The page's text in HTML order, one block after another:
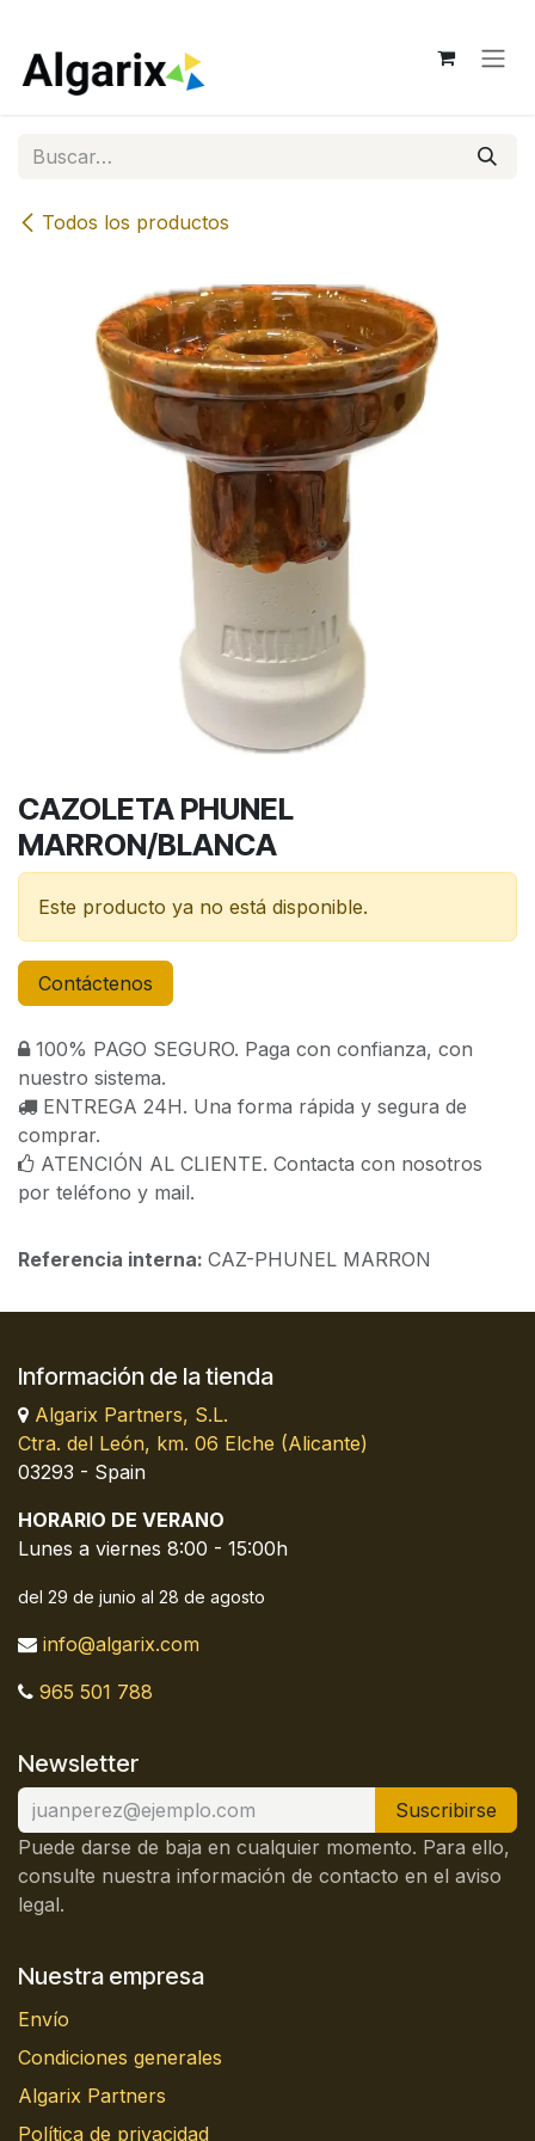
Todos los productos
CAZOLETA PHUNEL
MARRON/BLANCA
Este producto ya no está disponible.
Contáctenos
100% PAGO SEGURO. Paga con confianza, con
nuestro sistema.
ENTREGA 24H. Una forma rápida y segura de
comprar.
ATENCIÓN AL CLIENTE. Contacta con nosotros
por teléfono y mail.
Referencia interna: CAZ-PHUNEL MARRON
Información de la tienda
Algarix Partners, S.L.
Ctra. del León, km. 06 Elche (Alicante)
03293 - Spain
HORARIO DE VERANO
Lunes a viernes 8:00 - 15:00h
del 29 de junio al 28 de agosto
info@algarix.com
965 501 788
Newsletter
Suscribirse
Puede darse de baja en cualquier momento. Para ello,
consulte nuestra información de contacto en el aviso
legal.
Nuestra empresa
Envío
Condiciones generales
Algarix Partners
Política de privacidad